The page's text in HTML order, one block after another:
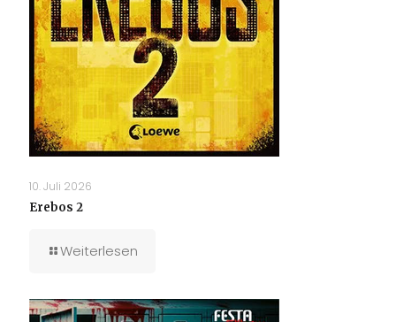
10. Juli 2026
Erebos 2
Weiterlesen